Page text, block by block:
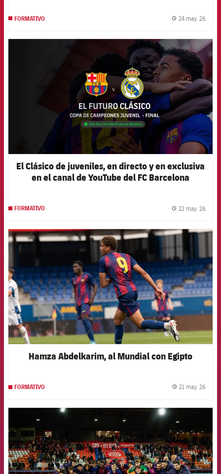
FORMATIVO 24 may. 26
FCB Barcelona badge
El Clásico de juveniles, en directo y en exclusiva
en el canal de YouTube del FC Barcelona
FORMATIVO 22 may. 26
FCB Barcelona badge
Hamza Abdelkarim, al Mundial con Egipto
FORMATIVO 21 may. 26
FCB Barcelona badge